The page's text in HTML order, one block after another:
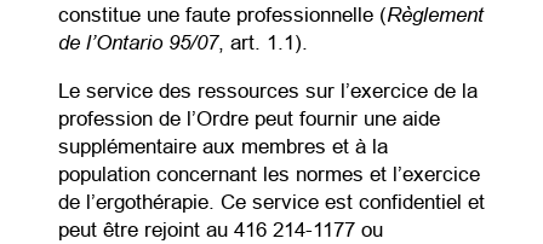
constitue une faute professionnelle (Règlement
de l’Ontario 95/07, art. 1.1).
Le service des ressources sur l’exercice de la
profession de l’Ordre peut fournir une aide
supplémentaire aux membres et à la
population concernant les normes et l’exercice
de l’ergothérapie. Ce service est confidentiel et
peut être rejoint au 416 214-1177 ou